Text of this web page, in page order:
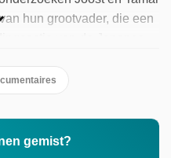
hun grootvader, die een
grootmoeder Coosje te
een wapen tussen
gemist?